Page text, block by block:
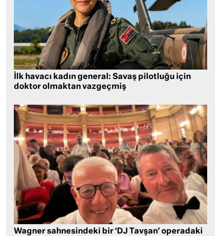
İlk havacı kadın general: Savaş pilotluğu için
doktor olmaktan vazgeçmiş
Wagner sahnesindeki bir ‘DJ Tavşan’ operadaki